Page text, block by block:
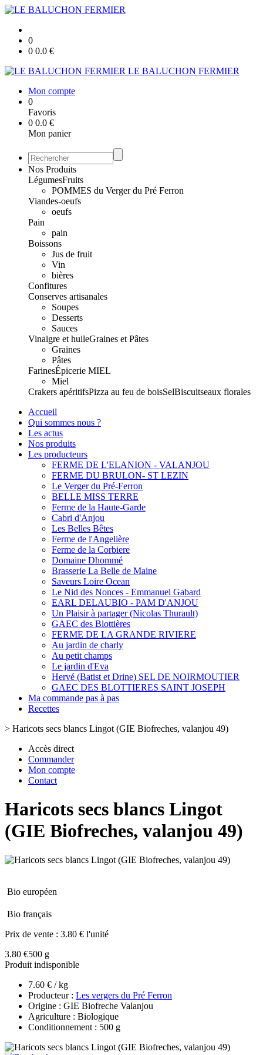
0
0 0.0 €
LE BALUCHON FERMIER
Mon compte
0
Favoris
0 0.0 €
Mon panier
Nos Produits
LégumesFruits
POMMES du Verger du Pré Ferron
Viandes-oeufs
oeufs
Pain
pain
Boissons
Jus de fruit
Vin
bières
Confitures
Conserves artisanales
Soupes
Desserts
Sauces
Vinaigre et huileGraines et Pâtes
Graines
Pâtes
FarinesÉpicerie MIEL
Miel
Crakers apéritifsPizza au feu de boisSelBiscuitseaux florales
Accueil
Qui sommes nous ?
Les actus
Nos produits
Les producteurs
FERME DE L'ELANION - VALANJOU
FERME DU BRULON- ST LEZIN
Le Verger du Pré-Ferron
BELLE MISS TERRE
Ferme de la Haute-Garde
Cabri d'Anjou
Les Belles Bêtes
Ferme de l'Angelière
Ferme de la Corbiere
Domaine Dhommé
Brasserie La Belle de Maine
Saveurs Loire Ocean
Le Nid des Nonces - Emmanuel Gabard
EARL DELAUBIO - PAM D'ANJOU
Un Plaisir à partager (Nicolas Thurault)
GAEC des Blottières
FERME DE LA GRANDE RIVIERE
Au jardin de charly
Au petit champs
Le jardin d'Eva
Hervé (Batist et Drine) SEL DE NOIRMOUTIER
GAEC DES BLOTTIERES SAINT JOSEPH
Ma commande pas à pas
Recettes
> Haricots secs blancs Lingot (GIE Biofreches, valanjou 49)
Accès direct
Commander
Mon compte
Contact
Haricots secs blancs Lingot
(GIE Biofreches, valanjou 49)
Bio européen
Bio français
Prix de vente : 3.80 € l'unité
3.80 €500 g
Produit indisponible
7.60 € / kg
Producteur : Les vergers du Pré Ferron
Origine : GIE Biofreche Valanjou
Agriculture : Biologique
Conditionnement : 500 g